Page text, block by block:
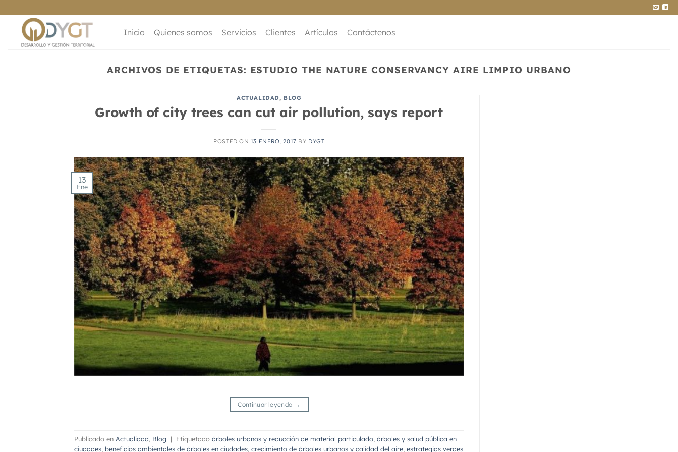
al
contenido
Inicio Quienes somos Servicios Clientes Artículos Contáctenos
ARCHIVOS DE ETIQUETAS: ESTUDIO THE NATURE CONSERVANCY AIRE LIMPIO URBANO
ACTUALIDAD, BLOG
Growth of city trees can cut air pollution, says report
POSTED ON 13 ENERO, 2017 BY DYGT
13
Ene
Continuar leyendo →
Publicado en Actualidad, Blog | Etiquetado árboles urbanos y reducción de material particulado, árboles y salud pública en
ciudades, beneficios ambientales de árboles en ciudades, crecimiento de árboles urbanos y calidad del aire, estrategias verdes